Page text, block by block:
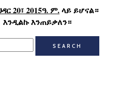
20፣2015ዓ. ም. ላይ ይሆናል።
እንዲልኩ እንጠይቃለን።